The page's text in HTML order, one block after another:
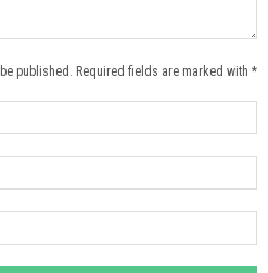
published. Required fields are marked with *